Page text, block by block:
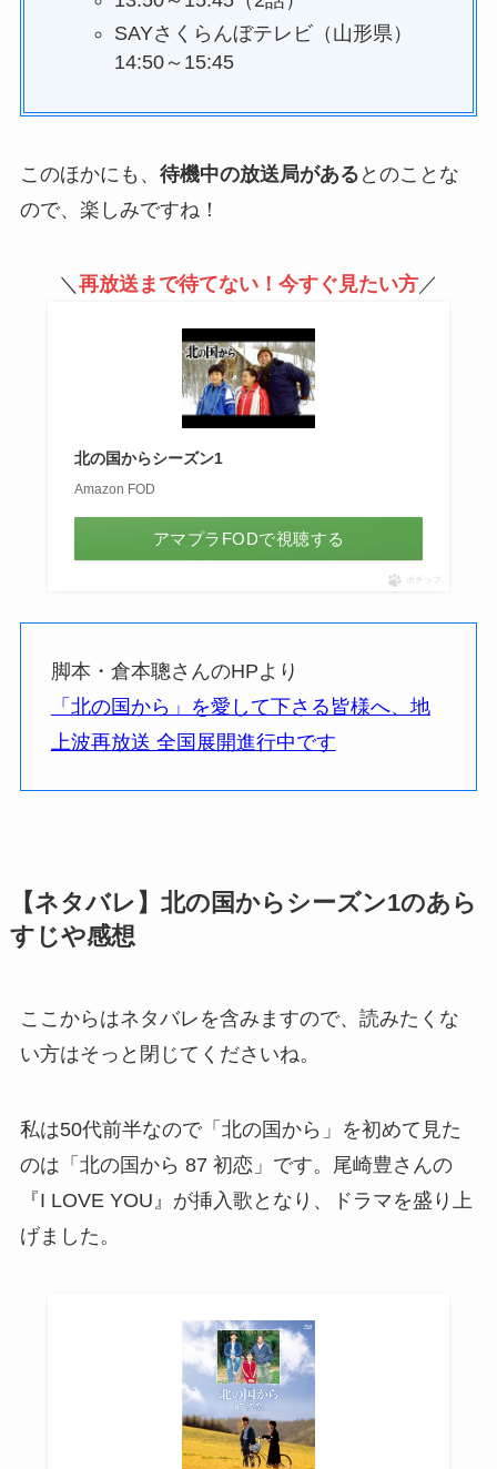
SAYさくらんぼテレビ（山形県）
14:50～15:45
このほかにも、 待機中の放送局がある とのことな
ので、楽しみですね！
＼ 再放送まで待てない！今すぐ見たい方／
北の国からシーズン1
Amazon FOD
アマプラFODで視聴する
ポチップ
脚本・倉本聰さんのHPより
「北の国から」を愛して下さる皆様へ、地
上波再放送 全国展開進行中です
【ネタバレ】北の国からシーズン1のあら
すじや感想
ここからはネタバレを含みますので、読みたくな
い方はそっと閉じてくださいね。
私は50代前半なので「北の国から」を初めて見た
のは「北の国から 87 初恋」です。尾崎豊さんの
『I LOVE YOU』が挿入歌となり、ドラマを盛り上
げました。